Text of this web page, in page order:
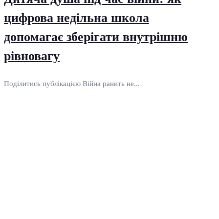
цифрова недільна школа
допомагає зберігати внутрішню
рівновагу
Поділитись публікацією Війна ранить не...